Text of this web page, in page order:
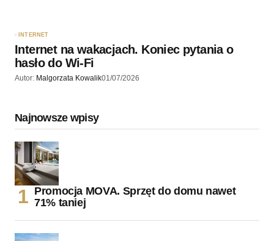
INTERNET
Internet na wakacjach. Koniec pytania o
hasło do Wi-Fi
Autor: Malgorzata Kowalik01/07/2026
Najnowsze wpisy
Promocja MOVA. Sprzęt do domu nawet
71% taniej